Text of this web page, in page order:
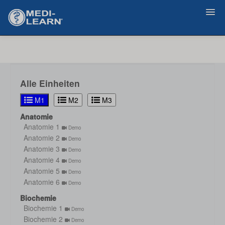
Alle Einheiten
M1 M2
M3
Anatomie
Anatomie 1
Demo
Anatomie 2 Demo
Anatomie 3 Demo
Anatomie 4 Demo
Anatomie 5 Demo
Anatomie 6 Demo
Biochemie
Biochemie 1
Demo
Biochemie 2 Demo